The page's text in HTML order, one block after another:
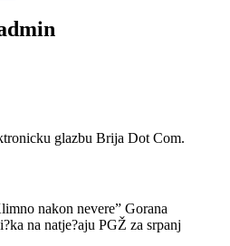
glazbu Brija Dot Com.